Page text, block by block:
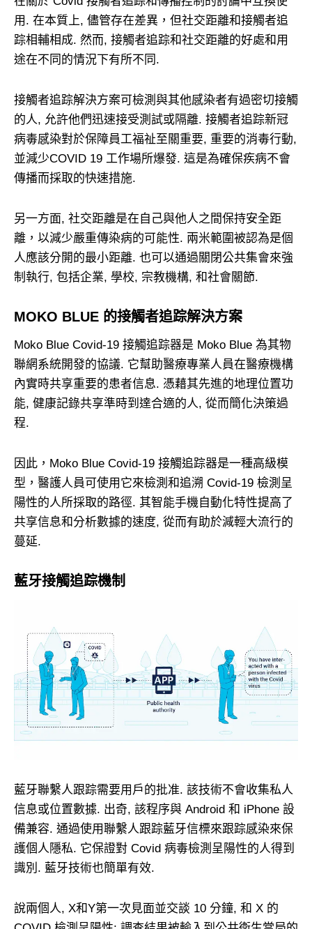
用. 在本質上, 儘管存在差異，但社交距離和接觸者追
踪相輔相成. 然而, 接觸者追踪和社交距離的好處和用
途在不同的情況下有所不同.
接觸者追踪解決方案可檢測與其他感染者有過密切接觸
的人, 允許他們迅速接受測試或隔離. 接觸者追踪新冠
病毒感染對於保障員工福祉至關重要, 重要的消毒行動,
並減少COVID 19 工作場所爆發. 這是為確保疾病不會
傳播而採取的快速措施.
另一方面, 社交距離是在自己與他人之間保持安全距
離，以減少嚴重傳染病的可能性. 兩米範圍被認為是個
人應該分開的最小距離. 也可以通過關閉公共集會來強
制執行, 包括企業, 學校, 宗教機構, 和社會關節.
MOKO BLUE 的接觸者追踪解決方案
Moko Blue Covid-19 接觸追踪器是 Moko Blue 為其物
聯網系統開發的協議. 它幫助醫療專業人員在醫療機構
內實時共享重要的患者信息. 憑藉其先進的地理位置功
能, 健康記錄共享準時到達合適的人, 從而簡化決策過
程.
因此，Moko Blue Covid-19 接觸追踪器是一種高級模
型，醫護人員可使用它來檢測和追溯 Covid-19 檢測呈
陽性的人所採取的路徑. 其智能手機自動化特性提高了
共享信息和分析數據的速度, 從而有助於減輕大流行的
蔓延.
藍牙接觸追踪機制
藍牙聯繫人跟踪需要用戶的批准. 該技術不會收集私人
信息或位置數據. 出奇, 該程序與 Android 和 iPhone 設
備兼容. 通過使用聯繫人跟踪藍牙信標來跟踪感染來保
護個人隱私. 它保證對 Covid 病毒檢測呈陽性的人得到
識別. 藍牙技術也簡單有效.
說兩個人, X和Y第一次見面並交談 10 分鐘, 和 X 的